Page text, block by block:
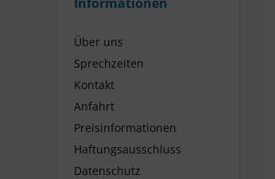
Über uns
Sprechzeiten
Kontakt
Anfahrt
Preisinformationen
Haftungsausschluss
Datenschutz